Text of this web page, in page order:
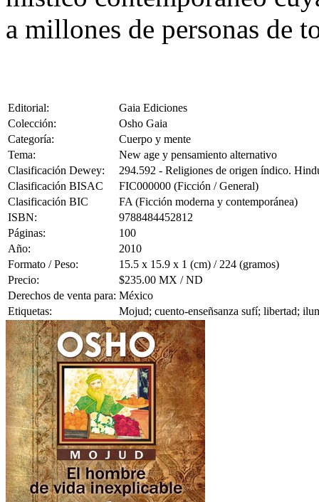
a millones de personas de
Editorial:
Gaia Ediciones
Colección:
Osho Gaia
Categoría:
Cuerpo y mente
Tema:
New age y pensamiento alternativo
Clasificación Dewey:
294.592 - Religiones de origen índico.
Clasificación BISAC
FIC000000 (Ficción / General)
Clasificación BIC
FA (Ficción moderna y contemporánea)
ISBN:
9788484452812
Páginas:
100
Año:
2010
Formato / Peso:
15.5 x 15.9 x 1 (cm) / 224 (gramos)
Precio:
$235.00 MX / ND
Derechos de venta para: México
Etiquetas:
Mojud; cuento-enseñsanza sufí; libertad;